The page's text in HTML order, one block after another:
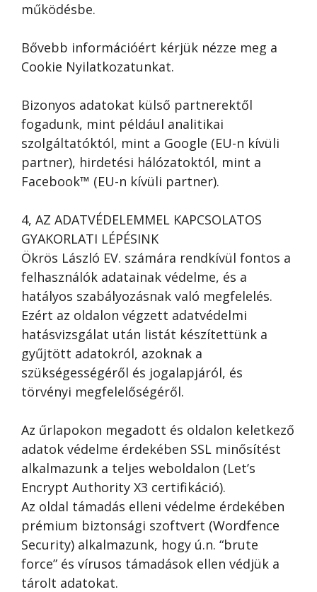
működésbe.
Bővebb információért kérjük nézze meg a
Cookie Nyilatkozatunkat.
Bizonyos adatokat külső partnerektől
fogadunk, mint például analitikai
szolgáltatóktól, mint a Google (EU-n kívüli
partner), hirdetési hálózatoktól, mint a
Facebook™ (EU-n kívüli partner).
4, AZ ADATVÉDELEMMEL KAPCSOLATOS
GYAKORLATI LÉPÉSINK
Ökrös László EV. számára rendkívül fontos a
felhasználók adatainak védelme, és a
hatályos szabályozásnak való megfelelés.
Ezért az oldalon végzett adatvédelmi
hatásvizsgálat után listát készítettünk a
gyűjtött adatokról, azoknak a
szükségességéről és jogalapjáról, és
törvényi megfelelőségéről.
Az űrlapokon megadott és oldalon keletkező
adatok védelme érdekében SSL minősítést
alkalmazunk a teljes weboldalon (Let’s
Encrypt Authority X3 certifikáció).
Az oldal támadás elleni védelme érdekében
prémium biztonsági szoftvert (Wordfence
Security) alkalmazunk, hogy ú.n. “brute
force” és vírusos támadások ellen védjük a
tárolt adatokat.